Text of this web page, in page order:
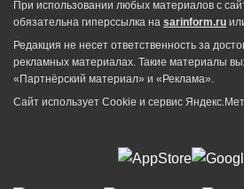
При использовании любых материалов с
обязательна гиперссылка на sarinform.ru
Редакция не несет ответственность за
рекламных материалах. Такие материалы
«Партнёрский материал» и «Реклама».
Сайт использует Cookie и сервиc